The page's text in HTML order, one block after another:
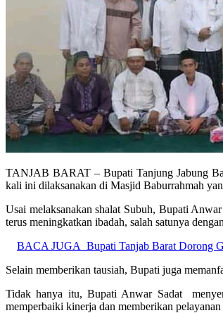
TANJAB BARAT – Bupati Tanjung Jabung
kali ini dilaksanakan di Masjid Baburrahmah
Usai melaksanakan shalat Subuh, Bupati
terus meningkatkan ibadah, salah satunya
BACA JUGA Bupati Tanjab Barat Dorong
Selain memberikan tausiah, Bupati juga
Tidak hanya itu, Bupati Anwar Sadat
memperbaiki kinerja dan memberikan